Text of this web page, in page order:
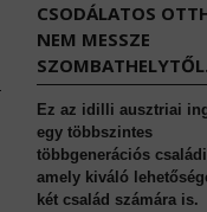
CSODÁLATOS
NEM MESSZE
SZOMBATHELYTŐL.
Ez az idilli ausztriai
egy többszintes
többgenerációs
amely kiváló
két család számára is.